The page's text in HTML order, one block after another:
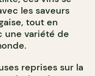
les saveurs
tout en
une variété de
reprises sur la